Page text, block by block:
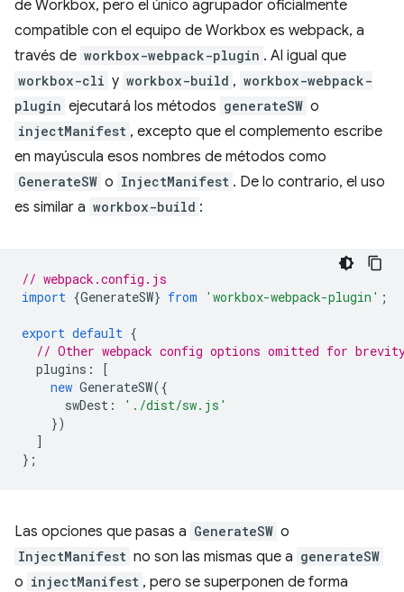
de Workbox, pero el único agrupador oficialmente
compatible con el equipo de Workbox es webpack, a
través de workbox-webpack-plugin . Al igual que
workbox-cli y workbox-build , workbox-webpack-
plugin ejecutará los métodos generateSW o
injectManifest , excepto que el complemento escribe
en mayúscula esos nombres de métodos como
GenerateSW o InjectManifest . De lo contrario, el uso
es similar a workbox-build :
// webpack.config.js
import {GenerateSW} from 'workbox-webpack-plugin' ;
export default {
// Other webpack config options omitted for
plugins :
[
new GenerateSW({
swDest :
'./dist/sw.js'
})
]
};
Las opciones que pasas a GenerateSW o
InjectManifest no son las mismas que a generateSW
o injectManifest , pero se superponen de forma